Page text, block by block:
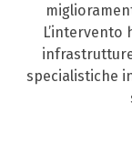
L’intervento
specialistiche